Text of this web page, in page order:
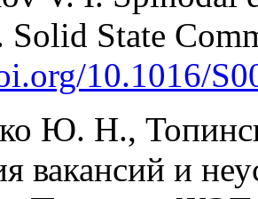
Solid State
10.1016/
Ю. Н.,
вакансий и